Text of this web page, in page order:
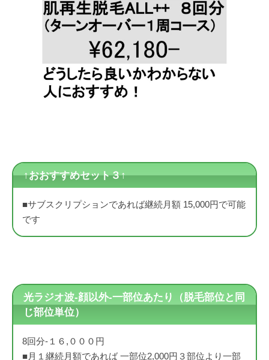
↑おおすすめセット３↑
■サブスクリプションであれば継続月額 15,000円で可能
です
光ラジオ波-顔以外-一部位あたり（脱毛部位と同
じ部位単位）
8回分-１６,０００円
■月１継続月額であれば 一部位2,000円３部位より一部